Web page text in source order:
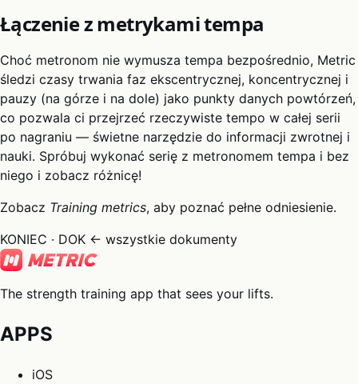
Łączenie z metrykami tempa
Choć metronom nie wymusza tempa bezpośrednio, Metric
śledzi czasy trwania faz ekscentrycznej, koncentrycznej i
pauzy (na górze i na dole) jako punkty danych powtórzeń,
co pozwala ci przejrzeć rzeczywiste tempo w całej serii
po nagraniu — świetne narzędzie do informacji zwrotnej i
nauki. Spróbuj wykonać serię z metronomem tempa i bez
niego i zobacz różnicę!
Zobacz Training metrics, aby poznać pełne odniesienie.
KONIEC · DOK ← wszystkie dokumenty
The strength training app that sees your lifts.
APPS
iOS